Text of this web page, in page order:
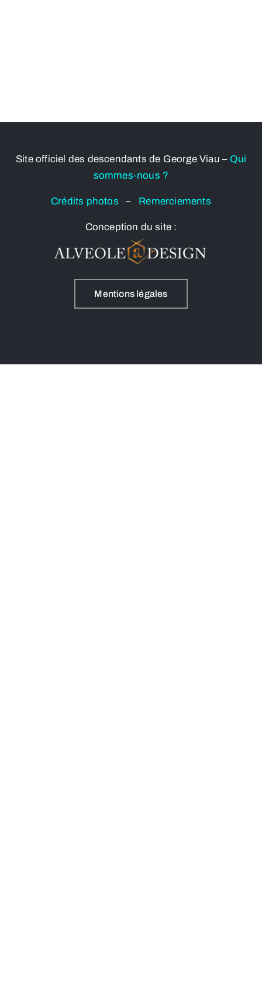
Site officiel des descendants de George Viau – Qui
sommes-nous ?
Crédits photos– Remerciements
Conception du site :
Mentions légales